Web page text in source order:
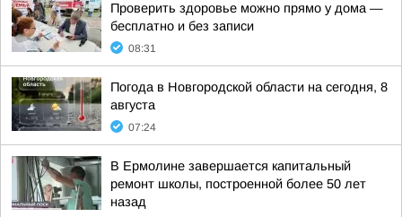
Проверить здоровье можно прямо у дома —
бесплатно и без записи
08:31
Погода в Новгородской области на сегодня, 8
августа
07:24
В Ермолине завершается капитальный
ремонт школы, построенной более 50 лет
назад